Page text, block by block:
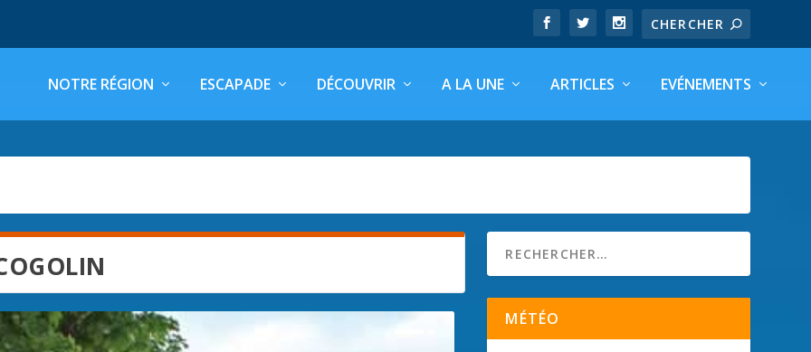
NOTRE RÉGION ESCAPADE DÉCOUVRIR A LA UNE ARTICLES EVÉNEMENTS
MÉTÉO